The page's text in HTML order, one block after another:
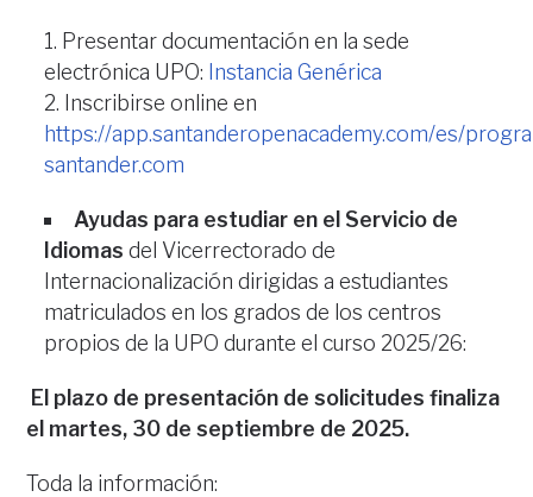
Presentar documentación en la sede
electrónica UPO: Instancia Genérica
Inscribirse online en
https://app.santanderopenacademy.com/es/
santander.com
Ayudas para estudiar en el Servicio de
Idiomasdel Vicerrectorado de
Internacionalización dirigidas a estudiantes
matriculados en los grados de los centros
propios de la UPO durante el curso 2025/26:
El plazo de presentación de solicitudes finaliza
el martes, 30 de septiembre de 2025.
Toda la información: